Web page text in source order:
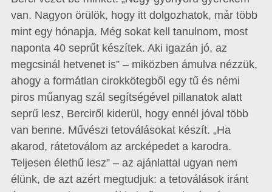
van. Nagyon örülök, hogy itt dolgozhatok, már több
mint egy hónapja. Még sokat kell tanulnom, most
naponta 40 seprűt készítek. Aki igazán jó, az
megcsinál hetvenet is” – miközben ámulva nézzük,
ahogy a formátlan cirokkötegből egy tű és némi
piros műanyag szál segítségével pillanatok alatt
seprű lesz, Berciről kiderül, hogy ennél jóval több
van benne. Művészi tetoválásokat készít. „Ha
akarod, rátetoválom az arcképedet a karodra.
Teljesen élethű lesz” – az ajánlattal ugyan nem
élünk, de azt azért megtudjuk: a tetoválások iránt